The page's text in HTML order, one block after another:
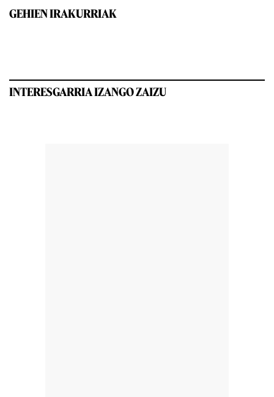
GEHIEN IRAKURRIAK
INTERESGARRIA IZANGO ZAIZU